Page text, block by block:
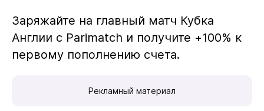
Заряжайте на главный матч Кубка
Англии с Parimatch и получите +100% к
первому пополнению счета.
Рекламный материал